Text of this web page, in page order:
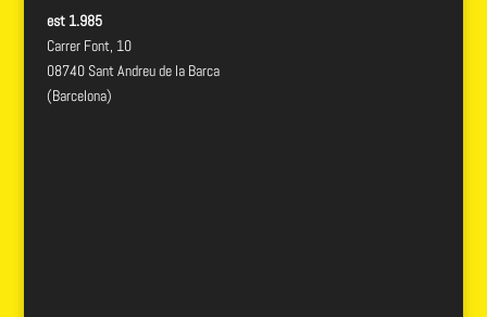
est 1.985
Carrer Font, 10
08740 Sant Andreu de la Barca
(Barcelona)